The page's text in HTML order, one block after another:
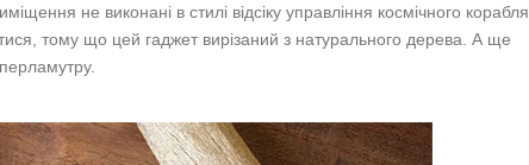
не виконані в стилі відсіку управління космічного корабля
тому що цей гаджет вирізаний з натурального дерева. А ще